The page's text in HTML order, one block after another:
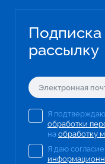
рассылку
Я
обработки
на обработку
Я даю